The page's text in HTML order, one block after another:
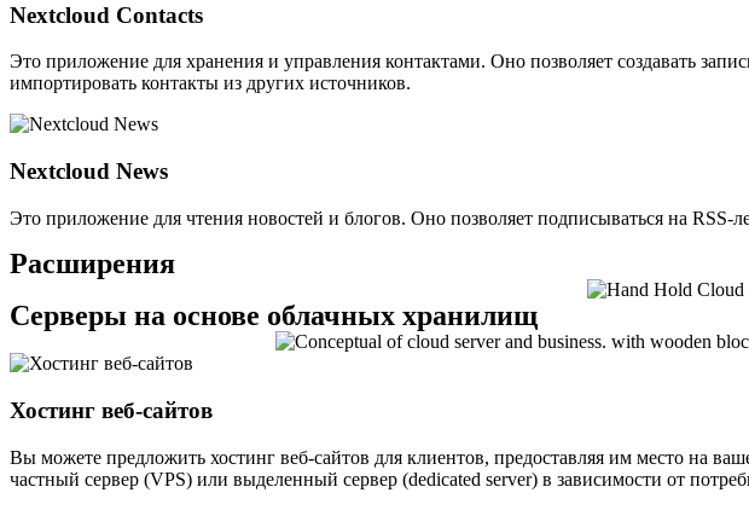
Nextcloud Contacts
Это приложение для хранения и управления контактами. Оно позволяет создавать
импортировать контакты из других источников.
Nextcloud News
Это приложение для чтения новостей и блогов. Оно позволяет подписываться на
Расширения
Серверы на основе облачных хранилищ
Хостинг веб-сайтов
Вы можете предложить хостинг веб-сайтов для клиентов, предоставляя им место на
частный сервер (VPS) или выделенный сервер (dedicated server) в зависимости от